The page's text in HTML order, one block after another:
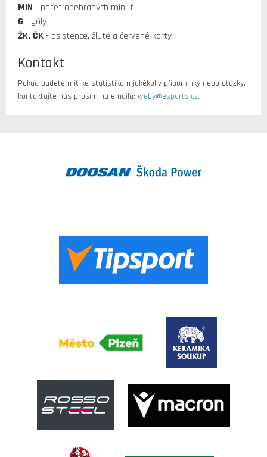
MIN - počet odehraných minut
G - góly
ŽK, ČK- asistence, žluté a červené karty
Kontakt
Pokud budete mít ke statistikám jakékoliv připomínky nebo otázky,
kontaktujte nás prosím na emailu: weby@esports.cz.